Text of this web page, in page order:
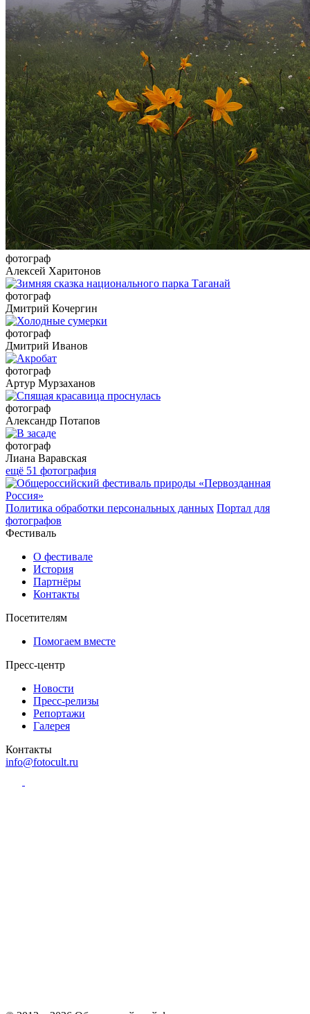
фотограф
Алексей Харитонов
фотограф
Дмитрий Кочергин
фотограф
Дмитрий Иванов
фотограф
Артур Мурзаханов
фотограф
Александр Потапов
фотограф
Лиана Варавская
ещё 51 фотография
Политика обработки персональных данных Портал для
фотографов
Фестиваль
О фестивале
История
Партнёры
Контакты
Посетителям
Помогаем вместе
Пресс-центр
Новости
Пресс-релизы
Репортажи
Галерея
Контакты
info@fotocult.ru